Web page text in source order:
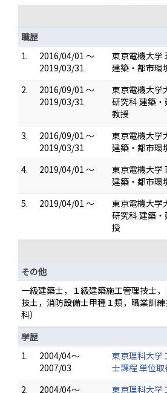
職歴
1.
2016/04/01 ～
2019/03/31
東京電機大学
建築・都市環
2.
2016/09/01 ～
2019/03/31
東京電機大学
研究科 建築
教授
3.
2016/09/01 ～
2019/03/31
東京電機大学
建築・都市環
4.
2019/04/01 ～
東京電機大学
建築・都市環
5.
2019/04/01 ～
東京電機大学
研究科 建築
授
その他
一級建築士，１級建築施工管理技士
技士，消防設備士甲種１類，職業訓
科）
学歴
1.
2004/04～
2007/03
東京理科大学
士課程 単位
2.
2004/04～ 東京理科大学